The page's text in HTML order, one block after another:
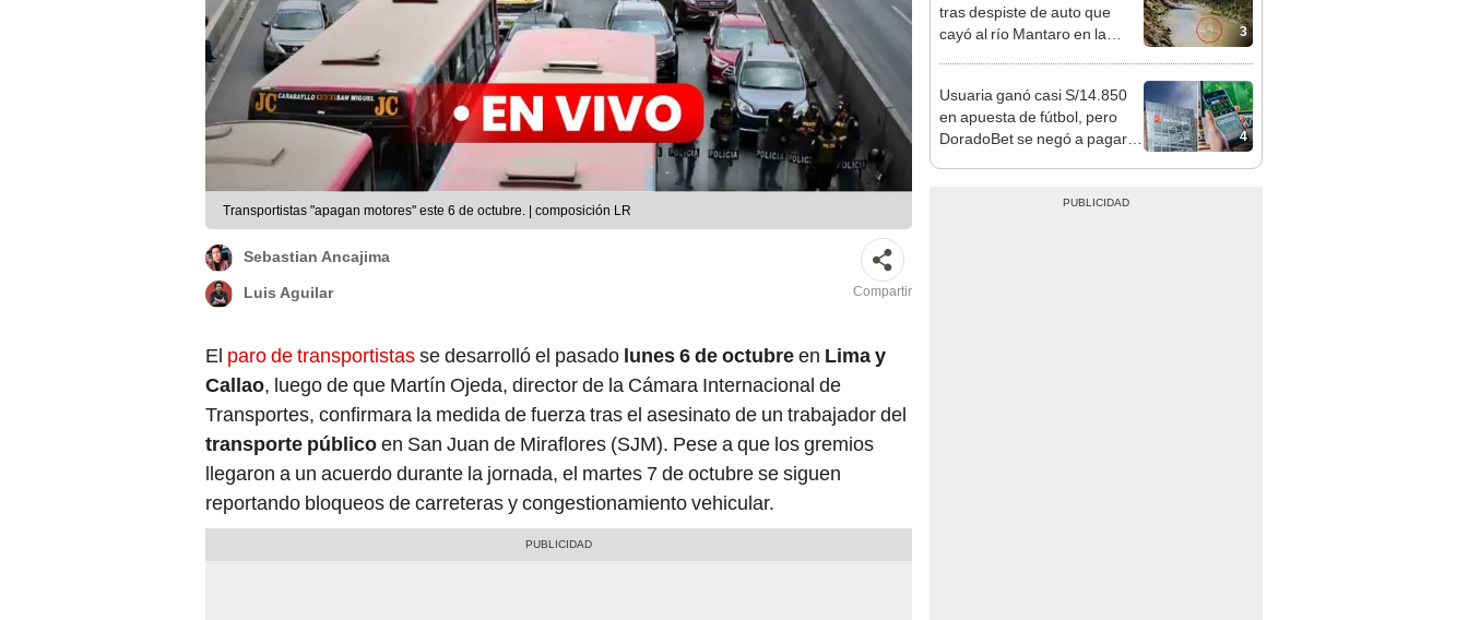
Transportistas "apagan motores" este 6 de octubre. | composición LR
Sebastian Ancajima
Luis Aguilar Compartir
El paro de transportistasse desarrolló el pasado lunes 6 de octubreen Lima y
Callao, luego de que Martín Ojeda, director de la Cámara Internacional de
Transportes, confirmara la medida de fuerza tras el asesinato de un trabajador del
transporte públicoen San Juan de Miraflores (SJM). Pese a que los gremios
llegaron a un acuerdo durante la jornada, el martes 7 de octubre se siguen
reportando bloqueos de carreteras y congestionamiento vehicular.
3
tras despiste de auto que
cayó al río Mantaro en la
4
Usuaria ganó casi S/14.850
en apuesta de fútbol, pero
DoradoBet se negó a pagar: